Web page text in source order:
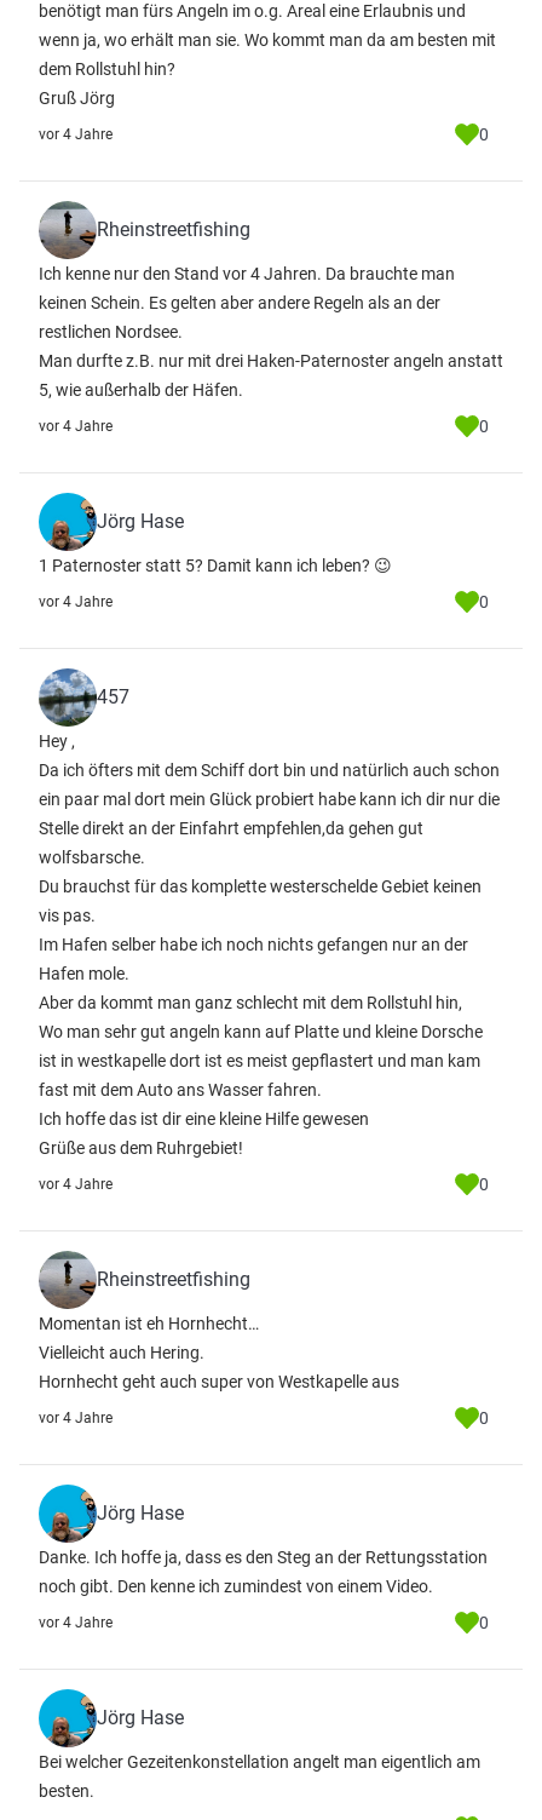
benötigt man fürs Angeln im o.g. Areal eine Erlaubnis und
wenn ja, wo erhält man sie. Wo kommt man da am besten mit
dem Rollstuhl hin?
Gruß Jörg
vor 4 Jahre 0
Rheinstreetfishing
Ich kenne nur den Stand vor 4 Jahren. Da brauchte man
keinen Schein. Es gelten aber andere Regeln als an der
restlichen Nordsee.
Man durfte z.B. nur mit drei Haken-Paternoster angeln anstatt
5, wie außerhalb der Häfen.
vor 4 Jahre 0
Jörg Hase
1 Paternoster statt 5? Damit kann ich leben? 😉
vor 4 Jahre 0
457
Hey ,
Da ich öfters mit dem Schiff dort bin und natürlich auch schon
ein paar mal dort mein Glück probiert habe kann ich dir nur die
Stelle direkt an der Einfahrt empfehlen,da gehen gut
wolfsbarsche.
Du brauchst für das komplette westerschelde Gebiet keinen
vis pas.
Im Hafen selber habe ich noch nichts gefangen nur an der
Hafen mole.
Aber da kommt man ganz schlecht mit dem Rollstuhl hin,
Wo man sehr gut angeln kann auf Platte und kleine Dorsche
ist in westkapelle dort ist es meist gepflastert und man kam
fast mit dem Auto ans Wasser fahren.
Ich hoffe das ist dir eine kleine Hilfe gewesen
Grüße aus dem Ruhrgebiet!
vor 4 Jahre 0
Rheinstreetfishing
Momentan ist eh Hornhecht…
Vielleicht auch Hering.
Hornhecht geht auch super von Westkapelle aus
vor 4 Jahre 0
Jörg Hase
Danke. Ich hoffe ja, dass es den Steg an der Rettungsstation
noch gibt. Den kenne ich zumindest von einem Video.
vor 4 Jahre 0
Jörg Hase
Bei welcher Gezeitenkonstellation angelt man eigentlich am
besten.